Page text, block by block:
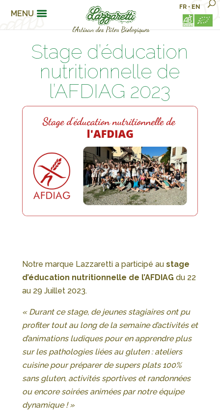
MENU
FR • EN
Stage d’éducation
nutritionnelle de
l’AFDIAG 2023
Notre marque Lazzaretti a participé au stage
d’éducation nutritionnelle de l’AFDIAG du 22
au 29 Juillet 2023.
« Durant ce stage, de jeunes stagiaires ont pu
profiter tout au long de la semaine d’activités et
d’animations ludiques pour en apprendre plus
sur les pathologies liées au gluten : ateliers
cuisine pour préparer de supers plats 100%
sans gluten, activités sportives et randonnées
ou encore soirées animées par notre équipe
dynamique ! »